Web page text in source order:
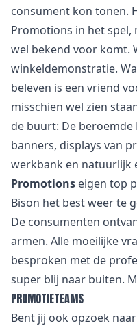
consument kon tonen.
Promotions in het spel,
wel bekend voor komt.
winkeldemonstratie.
beleven is een vriend
misschien wel zien
de buurt: De beroemde
banners, displays van
werkbank en natuurlijk
Promotions eigen top
Bison het best weer te
De consumenten
armen. Alle moeilijke
besproken met de
super blij naar buiten.
PROMOTIETEAMS
Bent jij ook opzoek